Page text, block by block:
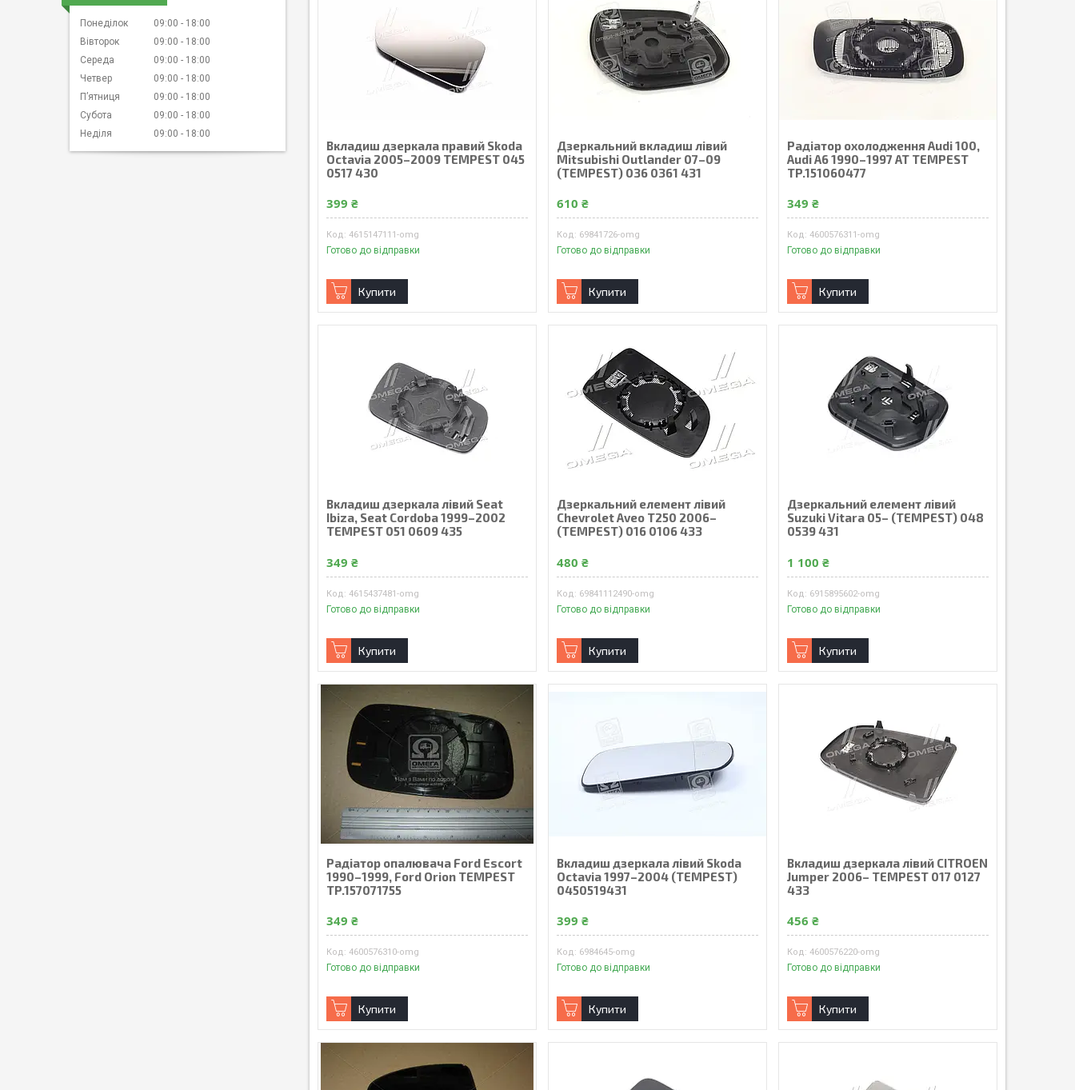
Вкладиш дзеркала правий Skoda
Octavia 2005–2009 TEMPEST 045
0517 430
399 ₴
4615147111-omg
Готово до відправки
Купити
Дзеркальний вкладиш лівий
Mitsubishi Outlander 07–09
(TEMPEST) 036 0361 431
610 ₴
69841726-omg
Готово до відправки
Купити
Радіатор охолодження Audi 100,
Audi A6 1990–1997 AT TEMPEST
TP.151060477
349 ₴
4600576311-omg
Готово до відправки
Купити
Вкладиш дзеркала лівий Seat
Ibiza, Seat Cordoba 1999–2002
TEMPEST 051 0609 435
349 ₴
4615437481-omg
Готово до відправки
Купити
Дзеркальний елемент лівий
Chevrolet Aveo T250 2006–
(TEMPEST) 016 0106 433
480 ₴
69841112490-omg
Готово до відправки
Купити
Дзеркальний елемент лівий
Suzuki Vitara 05– (TEMPEST) 048
0539 431
1 100 ₴
6915895602-omg
Готово до відправки
Купити
Радіатор опалювача Ford Escort
1990–1999, Ford Orion TEMPEST
TP.157071755
349 ₴
4600576310-omg
Готово до відправки
Купити
Вкладиш дзеркала лівий Skoda
Octavia 1997–2004 (TEMPEST)
0450519431
399 ₴
6984645-omg
Готово до відправки
Купити
Вкладиш дзеркала лівий CITROEN
Jumper 2006– TEMPEST 017 0127
433
456 ₴
4600576220-omg
Готово до відправки
Купити
Понеділок 09:00
18:00
Вівторок
09:00
18:00
Середа
09:00
18:00
Четвер
09:00
18:00
Пʼятниця
09:00
18:00
Субота
09:00
18:00
Неділя
09:00 18:00